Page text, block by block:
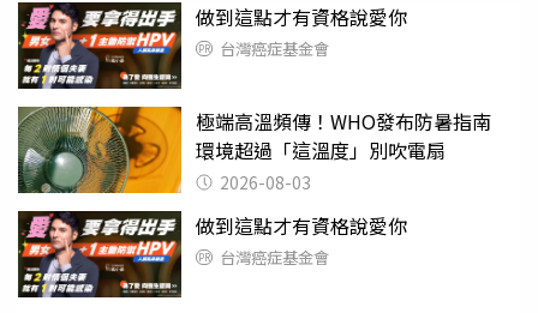
做到這點才有資格說愛你
台灣癌症基金會
極端高溫頻傳！WHO發布防暑指南
環境超過「這溫度」別吹電扇
2026-08-03
做到這點才有資格說愛你
台灣癌症基金會